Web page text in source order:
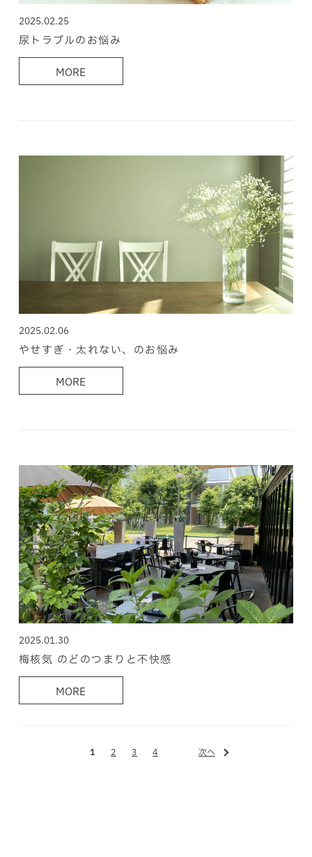
2025.02.25
尿トラブルのお悩み
MORE
2025.02.06
やせすぎ・太れない、のお悩み
MORE
2025.01.30
梅核気 のどのつまりと不快感
MORE
1 2 3 4 次へ